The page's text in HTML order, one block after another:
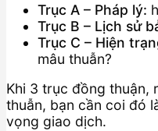
Trục A – Pháp lý:
Trục B – Lịch sử
Trục C – Hiện
mâu thuẫn?
Khi 3 trục đồng thuận,
thuẫn, bạn cần coi đó
vọng giao dịch.